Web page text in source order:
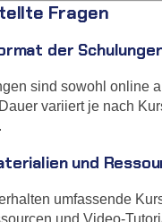
Fragen
der
sind sowohl online
variiert je nach
und
umfassende
und Video-